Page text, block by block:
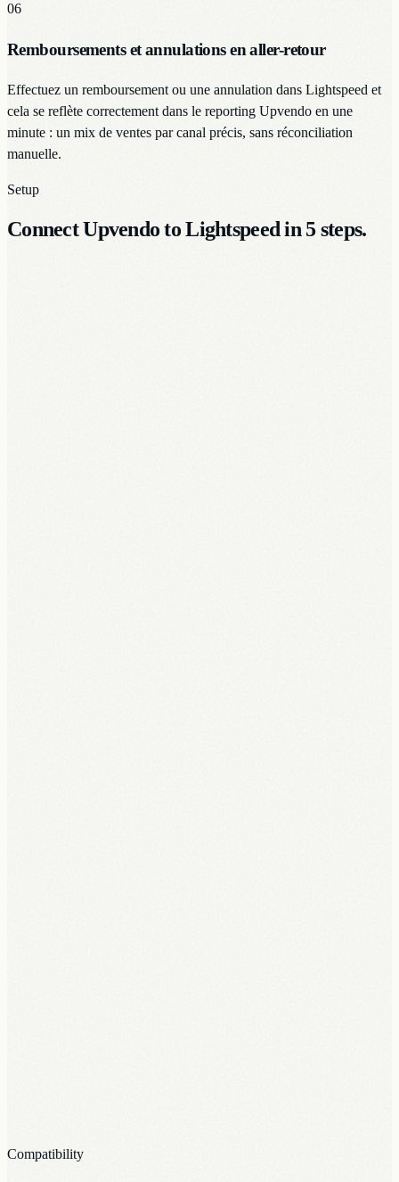
06
Remboursements et annulations en aller-retour
Effectuez un remboursement ou une annulation dans Lightspeed et
cela se reflète correctement dans le reporting Upvendo en une
minute : un mix de ventes par canal précis, sans réconciliation
manuelle.
Setup
Connect Upvendo to Lightspeed in 5 steps.
Compatibility